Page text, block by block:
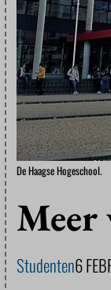
De Haagse Hogeschool.
Meer
Studenten6